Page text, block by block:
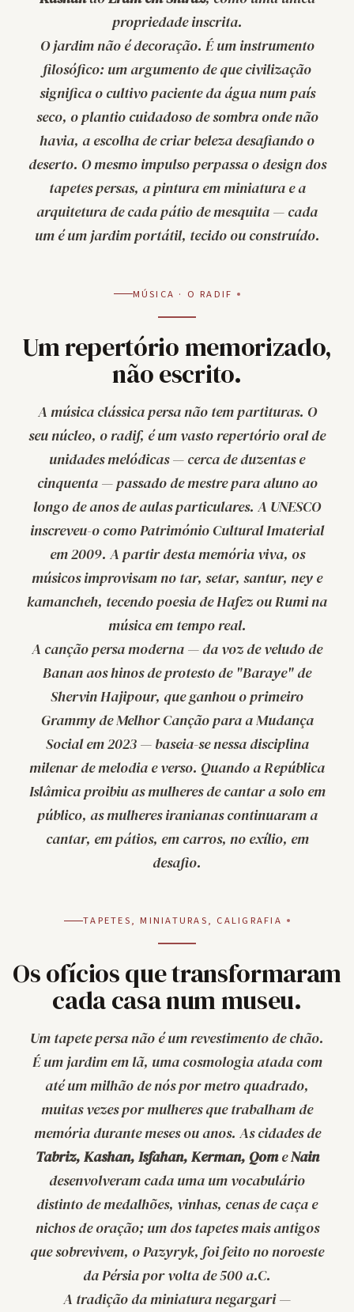
propriedade inscrita.
O jardim não é decoração. É um instrumento
filosófico: um argumento de que civilização
significa o cultivo paciente da água num país
seco, o plantio cuidadoso de sombra onde não
havia, a escolha de criar beleza desafiando o
deserto. O mesmo impulso perpassa o design dos
tapetes persas, a pintura em miniatura e a
arquitetura de cada pátio de mesquita — cada
um é um jardim portátil, tecido ou construído.
MÚSICA · O RADIF
Um repertório memorizado,
não escrito.
A música clássica persa não tem partituras. O
seu núcleo, oradif, é um vasto repertório oral de
unidades melódicas — cerca de duzentas e
cinquenta — passado de mestre para aluno ao
longo de anos de aulas particulares. A UNESCO
inscreveu-o como Património Cultural Imaterial
em 2009. A partir desta memória viva, os
músicos improvisam no tar, setar, santur, ney e
kamancheh, tecendo poesia de Hafez ou Rumi na
música em tempo real.
A canção persa moderna — da voz de veludo de
Banan aos hinos de protesto de "Baraye" de
Shervin Hajipour, que ganhou o primeiro
Grammy de Melhor Canção para a Mudança
Social em 2023 — baseia-se nessa disciplina
milenar de melodia e verso. Quando a República
Islâmica proibiu as mulheres de cantar a solo em
público, as mulheres iranianas continuaram a
cantar, em pátios, em carros, no exílio, em
desafio.
TAPETES, MINIATURAS, CALIGRAFIA
Os ofícios que transformaram
cada casa num museu.
Um tapete persa não é um revestimento de chão.
É um jardim em lã, uma cosmologia atada com
até um milhão de nós por metro quadrado,
muitas vezes por mulheres que trabalham de
memória durante meses ou anos. As cidades de
Tabriz, Kashan, Isfahan, Kerman, QomeNain
desenvolveram cada uma um vocabulário
distinto de medalhões, vinhas, cenas de caça e
nichos de oração; um dos tapetes mais antigos
que sobrevivem, oPazyryk, foi feito no noroeste
da Pérsia por volta de 500 a.C.
A tradição da miniaturanegargari—